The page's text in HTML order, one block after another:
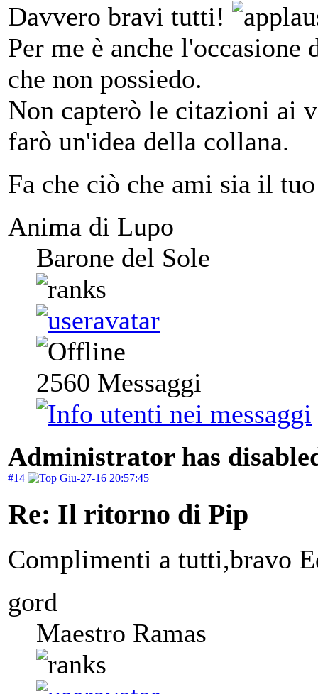
Davvero bravi tutti!
Per me è anche
che non possiedo.
Non capterò le citazioni ai
farò un'idea della collana.
Fa che ciò che ami sia il
Anima di Lupo
Barone del Sole
2560 Messaggi
Administrator has
#14 Giu-27-16 20:57:45
Re: Il ritorno di Pip
Complimenti a tutti,bravo
gord
Maestro Ramas